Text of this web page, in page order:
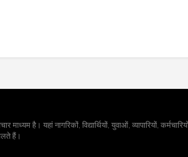
है। यहां नागरिकों, विद्यार्थियों, युवाओं, व्यापारियों,
हैं।